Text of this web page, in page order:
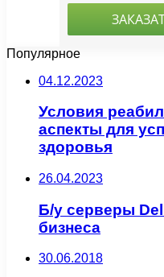
Популярное
04.12.2023
Условия
аспекты для
здоровья
26.04.2023
Б/у серверы
бизнеса
30.06.2018